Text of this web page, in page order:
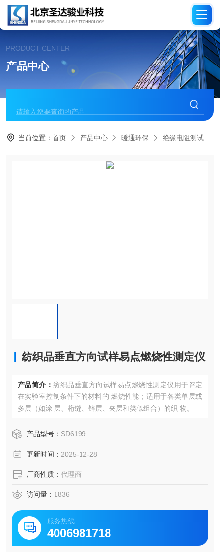
PRODUCT CENTER
产品中心
当前位置：首页 产品中心 暖通环保 绝缘电阻测试仪
纺织品垂直方向试样易点燃烧性测定仪
产品简介： 纺织品垂直方向试样易点燃烧性测定仪用于评定
在实验室控制条件下的材料的 燃烧性能；适用于各类单层或
多层（如涂 层、桁缝、锌层、夹层和类似组合）的织 物。
产品型号： SD6199
更新时间： 2025-12-28
厂商性质： 代理商
访问量： 1836
服务热线
4006981718